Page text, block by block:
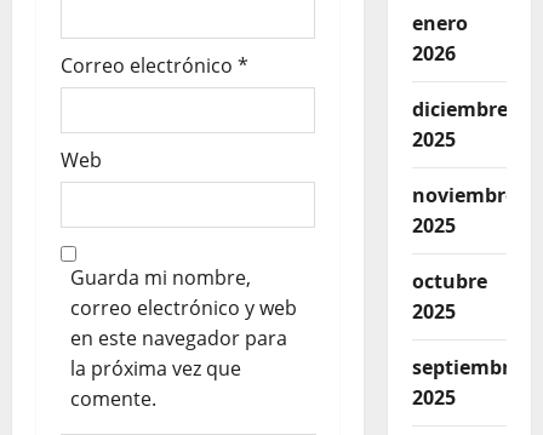
Correo electrónico *
Web
Guarda mi nombre,
correo electrónico y web
en este navegador para
la próxima vez que
comente.
enero
2026
diciembre
2025
noviembre
2025
octubre
2025
septiembre
2025